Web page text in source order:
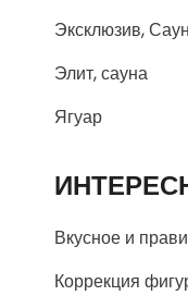
Эксклюзив,
Элит, сауна
Ягуар
Вкусное и
Коррекция